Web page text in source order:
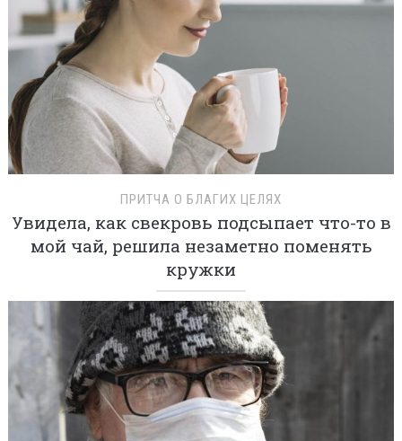
ПРИТЧА О БЛАГИХ ЦЕЛЯХ
Увидела, как свекровь подсыпает что-то в
мой чай, решила незаметно поменять
кружки